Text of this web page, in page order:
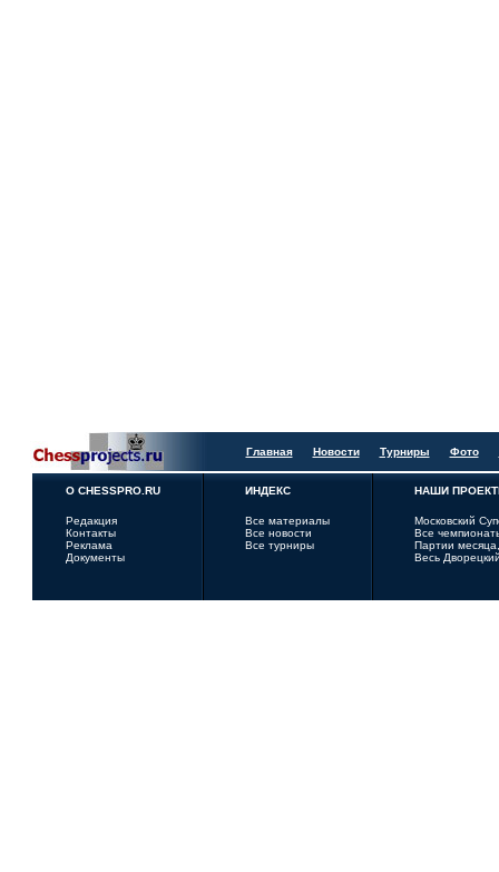
Главная Новости Турниры Фото
О CHESSPRO.RU
Редакция
Контакты
Реклама
Документы
ИНДЕКС
Все материалы
Все новости
Все турниры
НАШИ
Московский
Все
Партии
Весь